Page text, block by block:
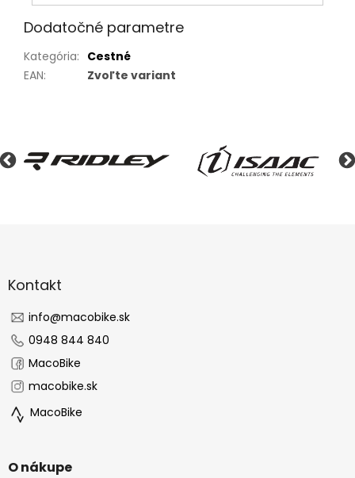
Dodatočné parametre
Kategória: Cestné
EAN: Zvoľte variant
äKontakt
info@macobike.sk
0948 844 840
MacoBike
macobike.sk
MacoBike
O nákupe